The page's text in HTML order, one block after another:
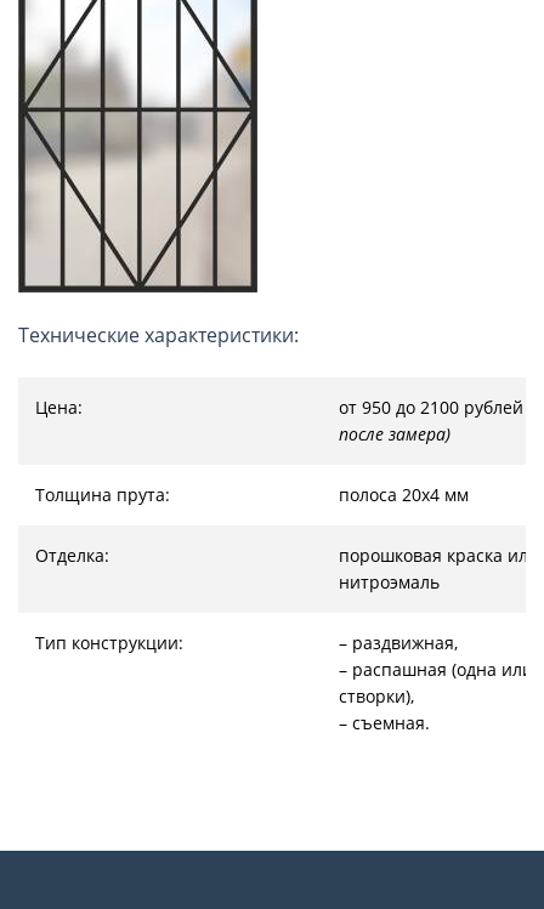
Технические характеристики:
Цена: от 950 до 2100 рублей
после замера)
Толщина прута: полоса 20х4 мм
Отделка:
порошковая краска или
нитроэмаль
Тип конструкции:
– раздвижная,
– распашная (одна или
створки),
– съемная.